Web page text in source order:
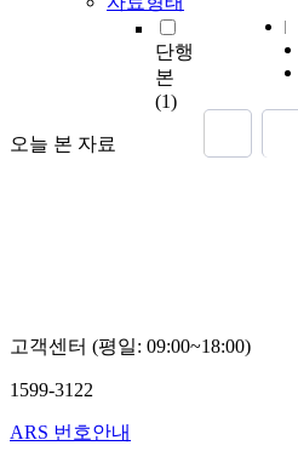
단행
본
(1)
오늘 본 자료
고객센터 (평일: 09:00~18:00)
1599-3122
ARS 번호안내